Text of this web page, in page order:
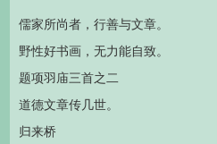
儒家所尚者，行善与文章。
野性好书画，无力能自致。
题项羽庙三首之二
道德文章传几世。
归来桥